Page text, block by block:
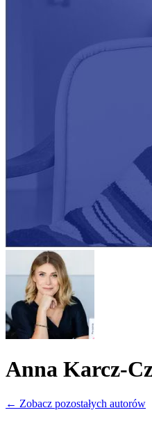
Anna Karcz-
← Zobacz pozostałych autorów